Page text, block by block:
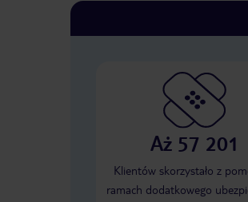
Aż 57 201
Klientów skorzystało z
ramach dodatkowego